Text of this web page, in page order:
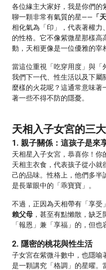
各位緣主大家好，我是你們的
聊一顆非常有氣質的星—— 「
相化氣為「印」，代表著權力
的性格。它不像紫微星那樣
動，天相更像是一位優雅的宰
當這位重視「吃穿用度」與「
我們下一代、性生活以及下屬
麼樣的火花呢？這通常意味
著一些不得不防的隱憂。
天相入子女宮的三
1. 親子關係：這孩子是來
天相星入子女宮，恭喜你！你
天相主衣食，代表孩子從小就
己的品味。性格上，他們多半
是長輩眼中的「乖寶寶」。
不過，正因為天相帶有「享受
賴父母 ，甚至有點懶散，缺
「報恩」兼「享福」的，但也
2. 隱密的桃花與性生活
子女宮在紫微斗數中，也隱喻
是一顆講究「格調」的星曜。